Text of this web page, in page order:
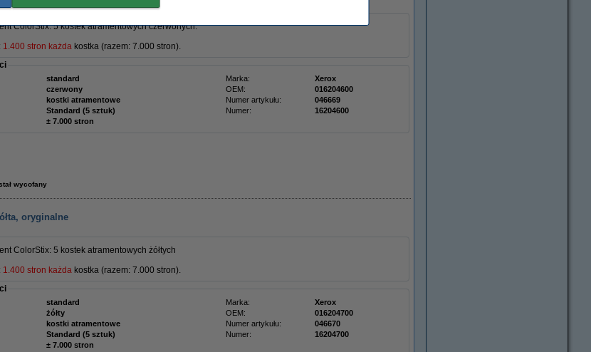
ColorStix: 5 kostek atramentowych czerwonych.
1.400 stron każda kostka (razem: 7.000 stron).
standard Marka:
Xerox
czerwony OEM:
016204600
kostki atramentowe Numer artykułu:
046669
Standard (5 sztuk) Numer:
16204600
± 7.000 stron
wycofany
oryginalne
ColorStix: 5 kostek atramentowych żółtych
1.400 stron każda kostka (razem: 7.000 stron).
standard Marka:
Xerox
żółty OEM:
016204700
kostki atramentowe Numer artykułu:
046670
Standard (5 sztuk) Numer:
16204700
± 7.000 stron